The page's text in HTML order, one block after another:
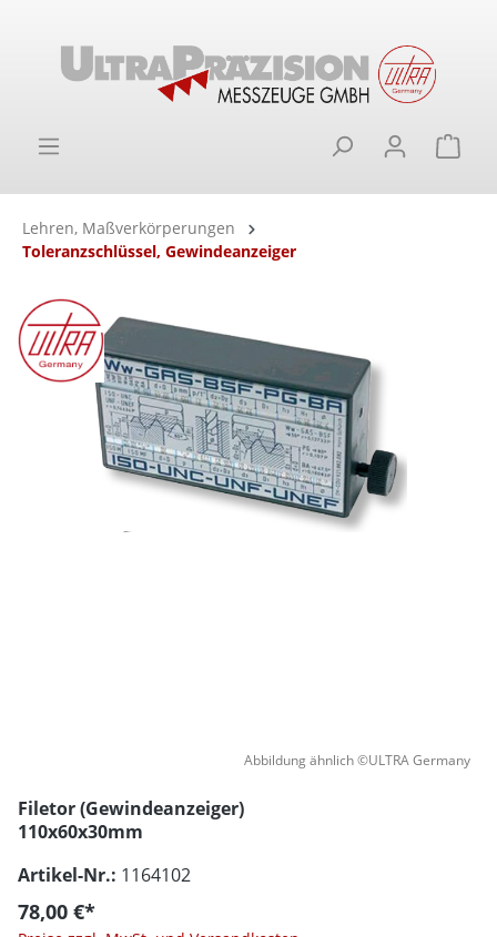
Lehren, Maßverkörperungen
Toleranzschlüssel, Gewindeanzeiger
Bildergalerie überspringen
Abbildung ähnlich ©ULTRA Germany
Filetor (Gewindeanzeiger)
110x60x30mm
Artikel-Nr.: 1164102
78,00 €*